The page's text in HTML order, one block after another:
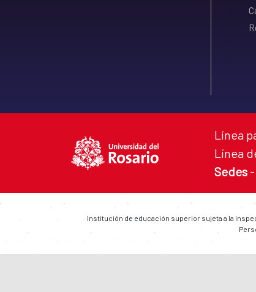
Línea
Línea
Sedes -
Institución de educación superior sujeta a la